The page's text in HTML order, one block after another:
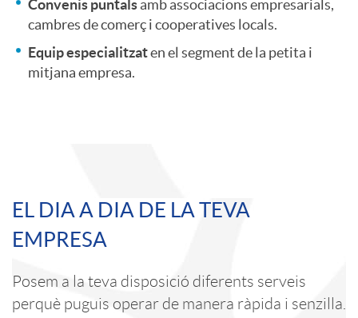
a
l
Convenis puntalsamb associacions empresarials,
cambres de comerç i cooperatives locals.
Equip especialitzaten el segment de la petita i
mitjana empresa.
p
l
o
n
EL DIA A DIA DE LA TEVA
EMPRESA
Posem a la teva disposició diferents serveis
perquè puguis operar de manera ràpida i senzilla.